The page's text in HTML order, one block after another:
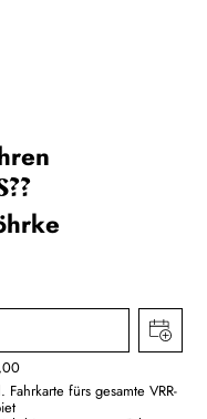
fürs gesamte VRR-